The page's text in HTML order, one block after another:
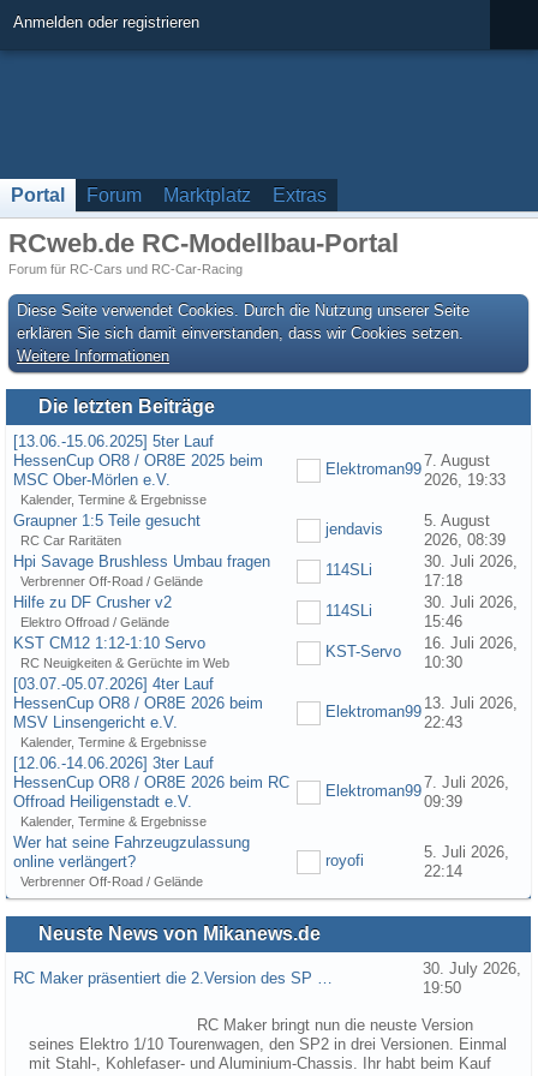
Anmelden oder registrieren
Portal Forum Marktplatz Extras
RCweb.de RC-Modellbau-Portal
Forum für RC-Cars und RC-Car-Racing
Diese Seite verwendet Cookies. Durch die Nutzung unserer Seite
erklären Sie sich damit einverstanden, dass wir Cookies setzen.
Weitere Informationen
Die letzten Beiträge
[13.06.-15.06.2025] 5ter Lauf
HessenCup OR8 / OR8E 2025 beim
MSC Ober-Mörlen e.V.
Kalender, Termine & Ergebnisse
Elektroman997. August
2026, 19:33
Graupner 1:5 Teile gesucht
RC Car Raritäten
jendavis
5. August
2026, 08:39
Hpi Savage Brushless Umbau fragen
Verbrenner Off-Road / Gelände
114SLi
30. Juli 2026,
17:18
Hilfe zu DF Crusher v2
Elektro Offroad / Gelände
114SLi
30. Juli 2026,
15:46
KST CM12 1:12-1:10 Servo
RC Neuigkeiten & Gerüchte im Web
KST-Servo
16. Juli 2026,
10:30
[03.07.-05.07.2026] 4ter Lauf
HessenCup OR8 / OR8E 2026 beim
MSV Linsengericht e.V.
Kalender, Termine & Ergebnisse
Elektroman99 13. Juli 2026,
22:43
[12.06.-14.06.2026] 3ter Lauf
HessenCup OR8 / OR8E 2026 beim RC
Offroad Heiligenstadt e.V.
Kalender, Termine & Ergebnisse
Elektroman997. Juli 2026,
09:39
Wer hat seine Fahrzeugzulassung
online verlängert?
Verbrenner Off-Road / Gelände
royofi
5. Juli 2026,
22:14
Neuste News von Mikanews.de
RC Maker präsentiert die 2.Version des SP …
30. July 2026,
19:50
RC Maker bringt nun die neuste Version
seines Elektro 1/10 Tourenwagen, den SP2 in drei Versionen. Einmal
mit Stahl-, Kohlefaser- und Aluminium-Chassis. Ihr habt beim Kauf